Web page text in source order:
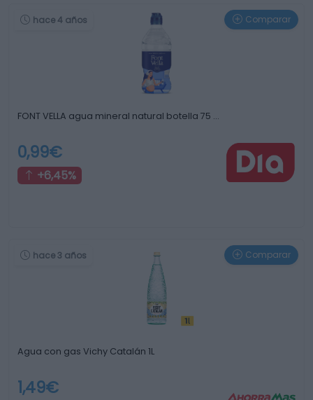
hace 4 años Comparar
FONT VELLA agua mineral natural botella 75 …
0,99€
+6,45%
hace 3 años Comparar
Agua con gas Vichy Catalán 1L
1,49€